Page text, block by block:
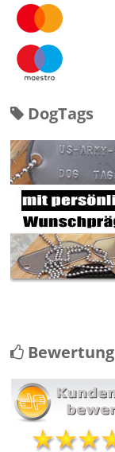
DogTags
Bewertung